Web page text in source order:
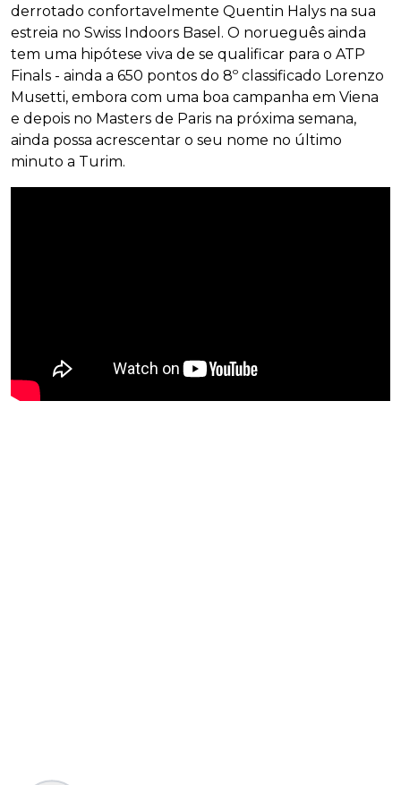
derrotado confortavelmente Quentin Halys na sua
estreia no Swiss Indoors Basel. O norueguês ainda
tem uma hipótese viva de se qualificar para o ATP
Finals - ainda a 650 pontos do 8º classificado Lorenzo
Musetti, embora com uma boa campanha em Viena
e depois no Masters de Paris na próxima semana,
ainda possa acrescentar o seu nome no último
minuto a Turim.